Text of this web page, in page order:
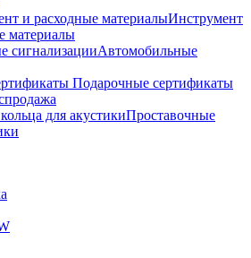
Инструмент
материалы
Автомобильные
Подарочные сертификаты
Проставочные